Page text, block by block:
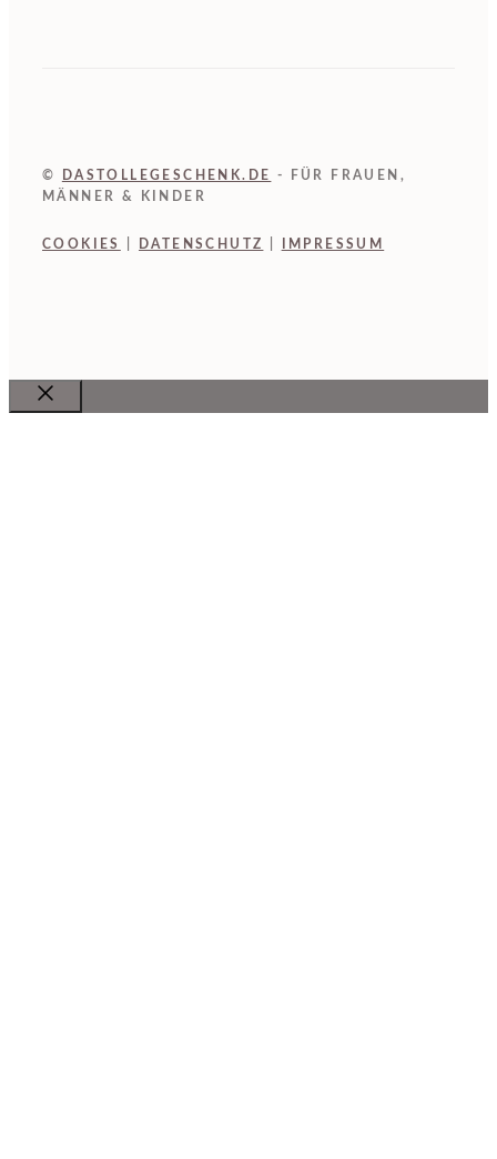
© DASTOLLEGESCHENK.DE
- FÜR FRAUEN,
MÄNNER & KINDER
COOKIES DATENSCHUTZ IMPRESSUM